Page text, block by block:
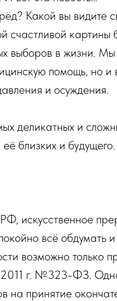
Какой вы видите
счастливой картины
выборов в жизни.
помощь, но и
и осуждения.
деликатных и
близких и
искусственное
всё обдумать
возможно только
г. №323-ФЗ.
на принятие